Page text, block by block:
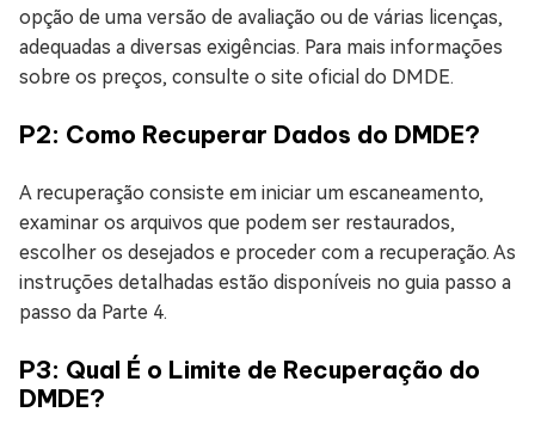
opção de uma versão de avaliação ou de várias licenças,
adequadas a diversas exigências. Para mais informações
sobre os preços, consulte o site oficial do DMDE.
P2: Como Recuperar Dados do DMDE?
A recuperação consiste em iniciar um escaneamento,
examinar os arquivos que podem ser restaurados,
escolher os desejados e proceder com a recuperação. As
instruções detalhadas estão disponíveis no guia passo a
passo da Parte 4.
P3: Qual É o Limite de Recuperação do
DMDE?